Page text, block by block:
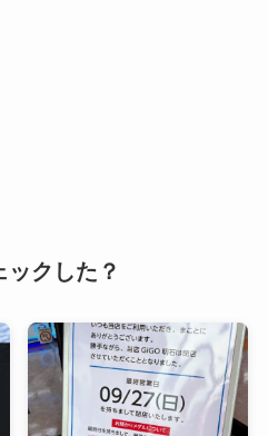
ックした？